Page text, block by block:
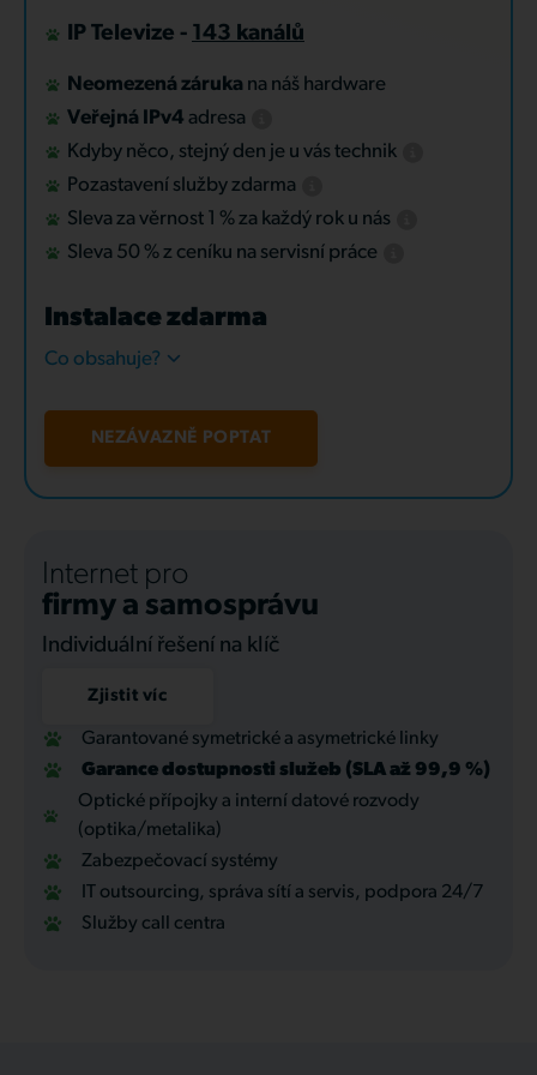
IP Televize - 143 kanálů
Neomezená záruka na náš hardware
Veřejná IPv4 adresa
Kdyby něco, stejný den je u vás technik
Pozastavení služby zdarma
Sleva za věrnost 1 % za každý rok u nás
Sleva 50 % z ceníku na servisní práce
Instalace zdarma
Co obsahuje?
NEZÁVAZNĚ POPTAT
Internet pro
firmy a samosprávu
Individuální řešení na klíč
Zjistit víc
Garantované symetrické a asymetrické linky
Garance dostupnosti služeb (SLA až 99,9 %)
Optické přípojky a interní datové rozvody
(optika/metalika)
Zabezpečovací systémy
IT outsourcing, správa sítí a servis, podpora 24/7
Služby call centra